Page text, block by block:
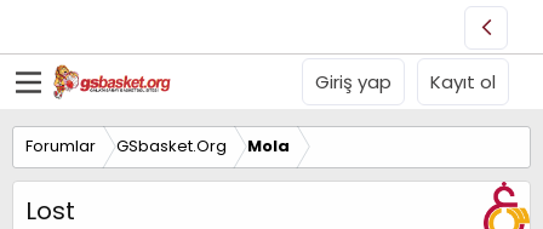
Giriş yap Kayıt ol
Forumlar GSbasket.Org Mola
Lost